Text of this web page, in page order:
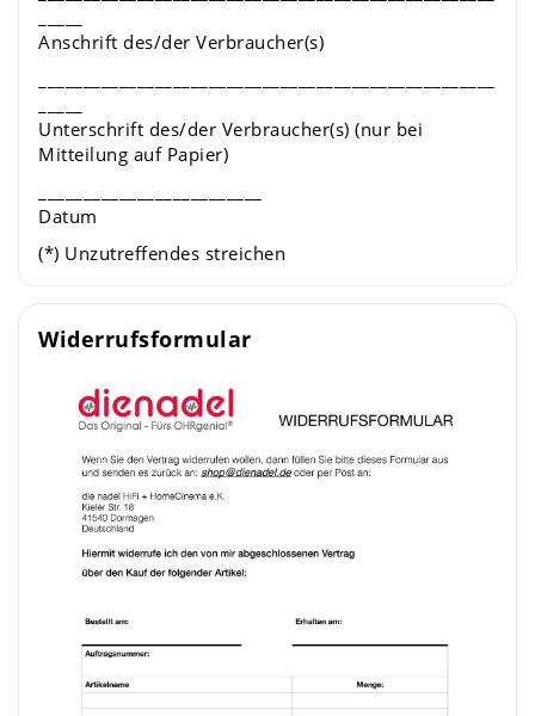
Anschrift des/der Verbraucher(s)
Unterschrift des/der Verbraucher(s) (nur bei
Mitteilung auf Papier)
Datum
(*) Unzutreffendes streichen
Widerrufsformular